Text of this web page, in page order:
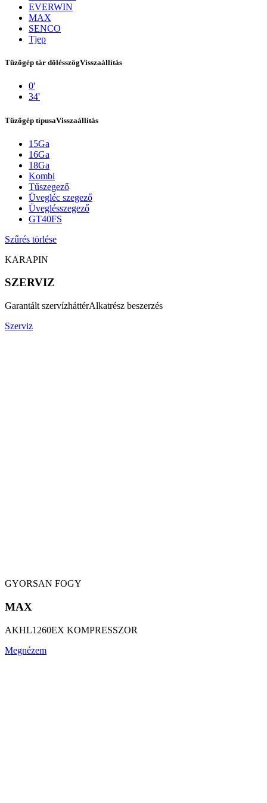
Rólunk
EVERWIN
MAX
SENCO
Tjep
Tűzőgép tár dőlésszögVisszaállítás
0'
34'
Tűzőgép típusaVisszaállítás
15Ga
16Ga
18Ga
Kombi
Tűszegező
Üvegléc szegező
Üveglésszegező
GT40FS
Szűrés törlése
KARAPIN
SZERVIZ
Garantált szervízháttérAlkatrész beszerzés
Szerviz
GYORSAN FOGY
MAX
AKHL1260EX KOMPRESSZOR
Megnézem